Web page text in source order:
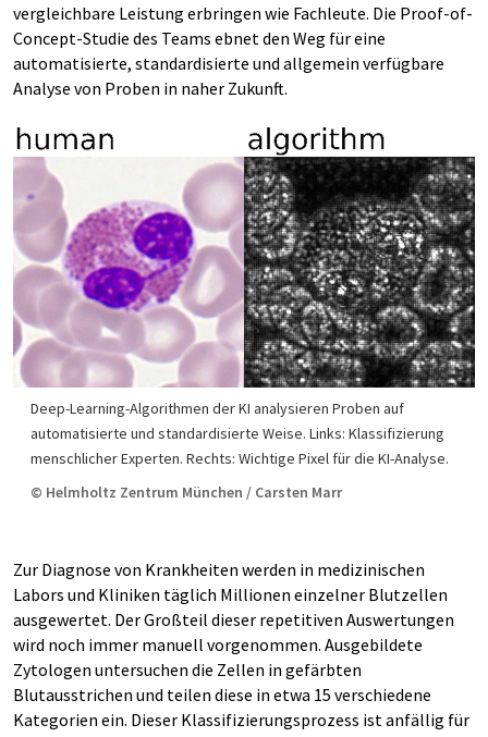
vergleichbare Leistung erbringen wie Fachleute. Die Proof-of-
Concept-Studie des Teams ebnet den Weg für eine
automatisierte, standardisierte und allgemein verfügbare
Analyse von Proben in naher Zukunft.
Deep-Learning-Algorithmen der KI analysieren Proben auf
automatisierte und standardisierte Weise. Links: Klassifizierung
menschlicher Experten. Rechts: Wichtige Pixel für die KI-Analyse.
© Helmholtz Zentrum München / Carsten Marr
Zur Diagnose von Krankheiten werden in medizinischen
Labors und Kliniken täglich Millionen einzelner Blutzellen
ausgewertet. Der Großteil dieser repetitiven Auswertungen
wird noch immer manuell vorgenommen. Ausgebildete
Zytologen untersuchen die Zellen in gefärbten
Blutausstrichen und teilen diese in etwa 15 verschiedene
Kategorien ein. Dieser Klassifizierungsprozess ist anfällig für